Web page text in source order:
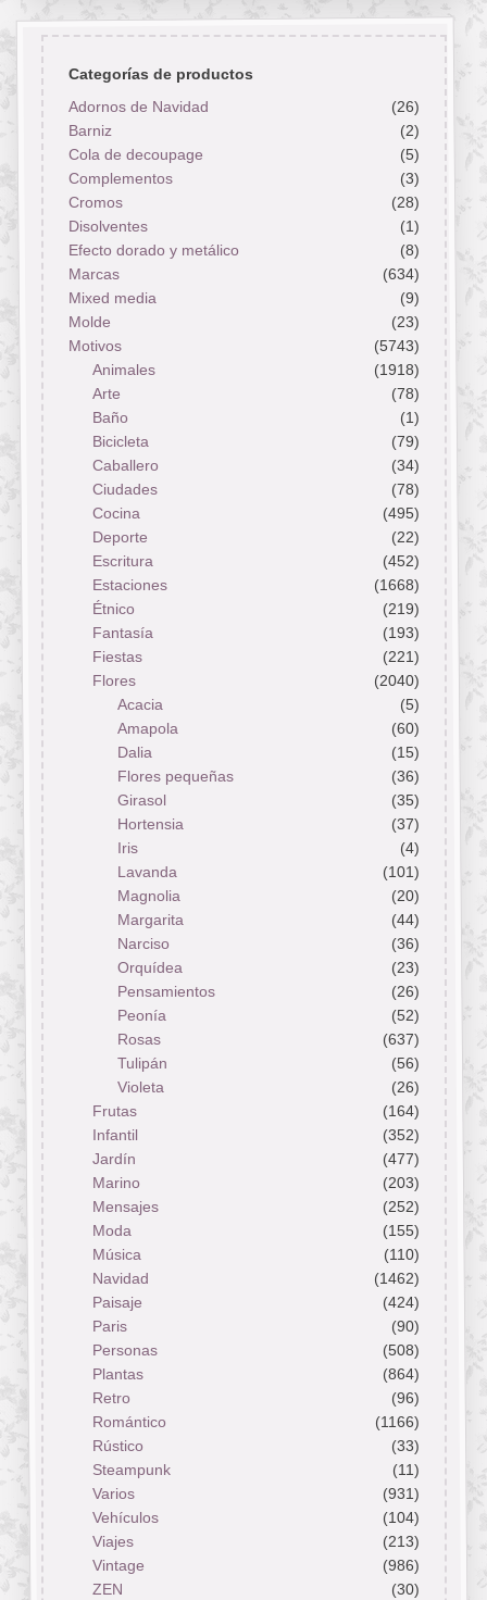
Categorías de productos
Adornos de Navidad
(26)
Barniz
(2)
Cola de decoupage
(5)
Complementos
(3)
Cromos
(28)
Disolventes
(1)
Efecto dorado y metálico
(8)
Marcas
(634)
Mixed media
(9)
Molde
(23)
Motivos
(5743)
Animales
(1918)
Arte
(78)
Baño
(1)
Bicicleta
(79)
Caballero
(34)
Ciudades
(78)
Cocina
(495)
Deporte
(22)
Escritura
(452)
Estaciones
(1668)
Étnico
(219)
Fantasía
(193)
Fiestas
(221)
Flores
(2040)
Acacia
(5)
Amapola
(60)
Dalia
(15)
Flores pequeñas
(36)
Girasol
(35)
Hortensia
(37)
Iris
(4)
Lavanda
(101)
Magnolia
(20)
Margarita
(44)
Narciso
(36)
Orquídea
(23)
Pensamientos
(26)
Peonía
(52)
Rosas
(637)
Tulipán
(56)
Violeta
(26)
Frutas
(164)
Infantil
(352)
Jardín
(477)
Marino
(203)
Mensajes
(252)
Moda
(155)
Música
(110)
Navidad
(1462)
Paisaje
(424)
Paris
(90)
Personas
(508)
Plantas
(864)
Retro
(96)
Romántico
(1166)
Rústico
(33)
Steampunk
(11)
Varios
(931)
Vehículos
(104)
Viajes
(213)
Vintage
(986)
ZEN
(30)